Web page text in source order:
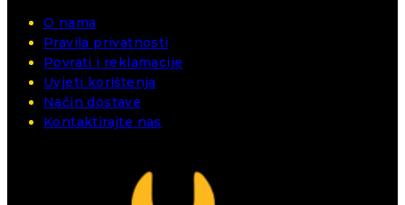
O nama
Pravila privatnosti
Povrati i reklamacije
Uvjeti korištenja
Način dostave
Kontaktirajte nas